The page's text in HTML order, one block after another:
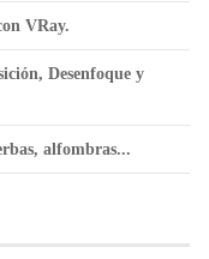
VRay.
Desenfoque y
alfombras...